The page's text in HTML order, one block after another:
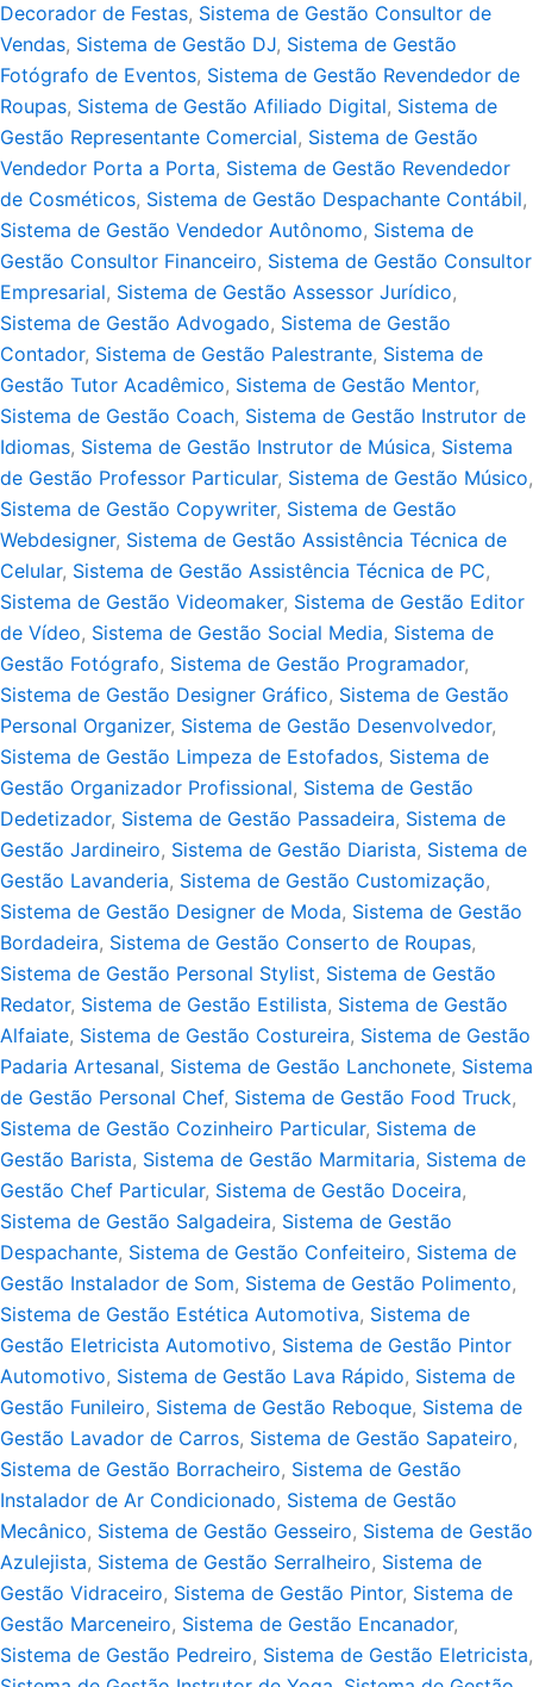
Decorador de Festas, Sistema de Gestão Consultor de
Vendas, Sistema de Gestão DJ, Sistema de Gestão
Fotógrafo de Eventos, Sistema de Gestão Revendedor de
Roupas, Sistema de Gestão Afiliado Digital, Sistema de
Gestão Representante Comercial, Sistema de Gestão
Vendedor Porta a Porta, Sistema de Gestão Revendedor
de Cosméticos, Sistema de Gestão Despachante Contábil,
Sistema de Gestão Vendedor Autônomo, Sistema de
Gestão Consultor Financeiro, Sistema de Gestão Consultor
Empresarial, Sistema de Gestão Assessor Jurídico,
Sistema de Gestão Advogado, Sistema de Gestão
Contador, Sistema de Gestão Palestrante, Sistema de
Gestão Tutor Acadêmico, Sistema de Gestão Mentor,
Sistema de Gestão Coach, Sistema de Gestão Instrutor de
Idiomas, Sistema de Gestão Instrutor de Música, Sistema
de Gestão Professor Particular, Sistema de Gestão Músico,
Sistema de Gestão Copywriter, Sistema de Gestão
Webdesigner, Sistema de Gestão Assistência Técnica de
Celular, Sistema de Gestão Assistência Técnica de PC,
Sistema de Gestão Videomaker, Sistema de Gestão Editor
de Vídeo, Sistema de Gestão Social Media, Sistema de
Gestão Fotógrafo, Sistema de Gestão Programador,
Sistema de Gestão Designer Gráfico, Sistema de Gestão
Personal Organizer, Sistema de Gestão Desenvolvedor,
Sistema de Gestão Limpeza de Estofados, Sistema de
Gestão Organizador Profissional, Sistema de Gestão
Dedetizador, Sistema de Gestão Passadeira, Sistema de
Gestão Jardineiro, Sistema de Gestão Diarista, Sistema de
Gestão Lavanderia, Sistema de Gestão Customização,
Sistema de Gestão Designer de Moda, Sistema de Gestão
Bordadeira, Sistema de Gestão Conserto de Roupas,
Sistema de Gestão Personal Stylist, Sistema de Gestão
Redator, Sistema de Gestão Estilista, Sistema de Gestão
Alfaiate, Sistema de Gestão Costureira, Sistema de Gestão
Padaria Artesanal, Sistema de Gestão Lanchonete, Sistema
de Gestão Personal Chef, Sistema de Gestão Food Truck,
Sistema de Gestão Cozinheiro Particular, Sistema de
Gestão Barista, Sistema de Gestão Marmitaria, Sistema de
Gestão Chef Particular, Sistema de Gestão Doceira,
Sistema de Gestão Salgadeira, Sistema de Gestão
Despachante, Sistema de Gestão Confeiteiro, Sistema de
Gestão Instalador de Som, Sistema de Gestão Polimento,
Sistema de Gestão Estética Automotiva, Sistema de
Gestão Eletricista Automotivo, Sistema de Gestão Pintor
Automotivo, Sistema de Gestão Lava Rápido, Sistema de
Gestão Funileiro, Sistema de Gestão Reboque, Sistema de
Gestão Lavador de Carros, Sistema de Gestão Sapateiro,
Sistema de Gestão Borracheiro, Sistema de Gestão
Instalador de Ar Condicionado, Sistema de Gestão
Mecânico, Sistema de Gestão Gesseiro, Sistema de Gestão
Azulejista, Sistema de Gestão Serralheiro, Sistema de
Gestão Vidraceiro, Sistema de Gestão Pintor, Sistema de
Gestão Marceneiro, Sistema de Gestão Encanador,
Sistema de Gestão Pedreiro, Sistema de Gestão Eletricista,